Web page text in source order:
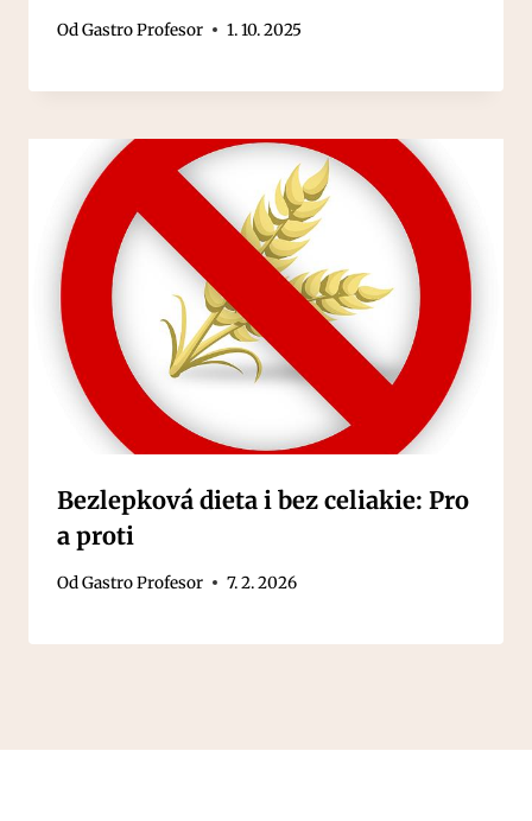
OdGastro Profesor 1. 10. 2025
Bezlepková dieta i bez celiakie: Pro
a proti
OdGastro Profesor 7. 2. 2026